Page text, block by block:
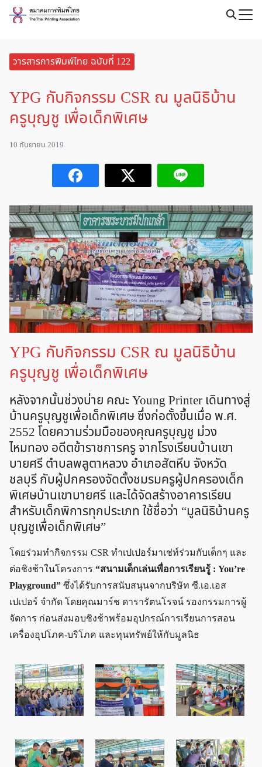
Skip
วารสารการพิมพ์ไทย ฉบับที่ 122
YPG กับกิจกรรม CSR ณ มูลนิธิบ้าน
ครูบุญชู เพื่อเด็กพิเศษ
10 กันยายน 2019
YPG กับกิจกรรม CSR ณ มูลนิธิบ้าน
ครูบุญชู เพื่อเด็กพิเศษ
หลังจากนั้นช่วงบ่าย คณะ Young Printer เดินทางสู่
บ้านครูบุญชูเพื่อเด็กพิเศษ ซึ่งก่อตั้งขึ้นเมื่อ พ.ศ.
2552 โดยความร่วมมือของคุณครูบุญชู ม่วง
ไหมทอง อดีตข้าราชการครู จากโรงเรียนบ้านเขา
บายศรี ตำบลพลูตาหลวง อำเภอสัตหีบ จังหวัด
ชลบุรี กับผู้ปกครองจัดตั้งชมรมครูผู้ปกครองเด็ก
พิเศษบ้านเขาบายศรี และได้จัดสร้างอาคารเรียน
สำหรับเด็กพิการทุกประเภท ใช้ชื่อว่า “มูลนิธิบ้านครู
บุญชูเพื่อเด็กพิเศษ”
โดยร่วมทำกิจกรรม CSR ทำเปเปอร์มาเช่ท์ร่วมกับเด็กๆ และ
ต่อชิงช้าในโครงการ “สนามเด็กเล่นเพื่อการเรียนรู้ : You’re
Playground” ซึ่งได้รับการสนับสนุนจากบริษัท ซี.เอ.เอส
เปเปอร์ จำกัด โดยคุณมาร์ช ดารารัตนโรจน์ รองกรรมการผู้
จัดการ ก่อนส่งมอบชิงช้าพร้อมอุปกรณ์การเรียนการสอน
เครื่องอุปโภค-บริโภค และทุนทรัพย์ให้กับมูลนิธ